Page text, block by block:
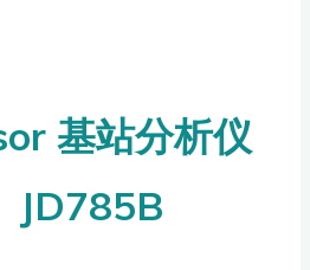
基站分析仪
JD785B